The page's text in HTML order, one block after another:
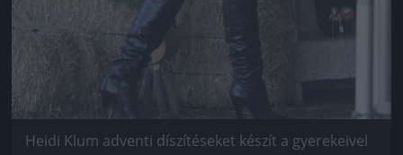
Heidi Klum adventi díszítéseket készít a gyerekeivel